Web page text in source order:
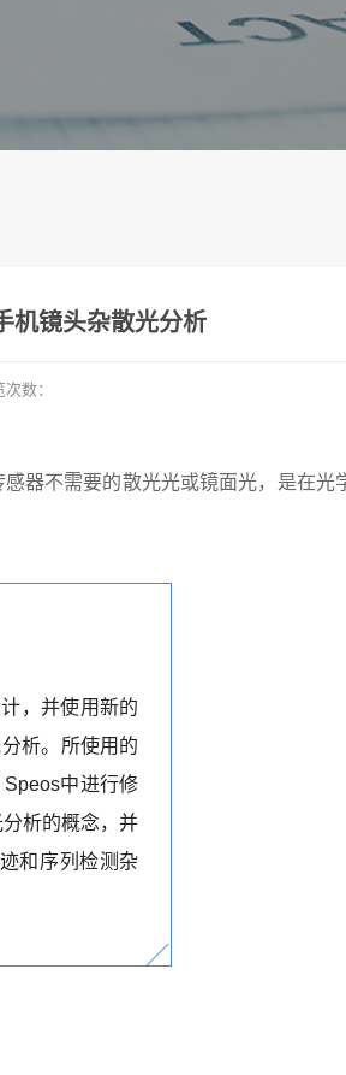
机镜头杂散光分析
数：
器不需要的散光光或镜面光，是在光
，并使用新的
析。所使用的
中进行修
析的概念，并
和序列检测杂